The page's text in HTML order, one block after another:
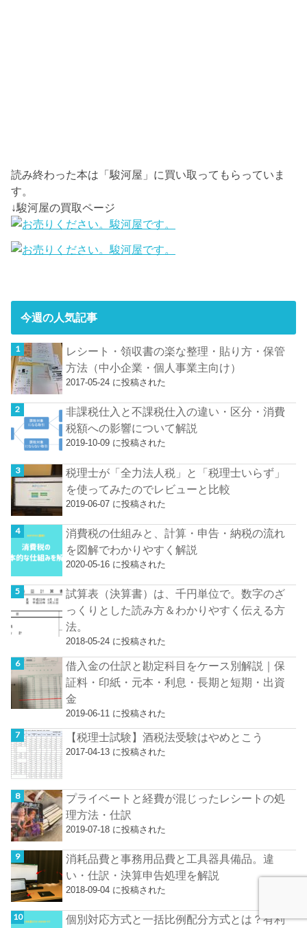
読み終わった本は「駿河屋」に買い取ってもらっていま
す。
↓駿河屋の買取ページ
今週の人気記事
レシート・領収書の楽な整理・貼り方・保管
方法（中小企業・個人事業主向け）
2017-05-24 に投稿された
非課税仕入と不課税仕入の違い・区分・消費
税額への影響について解説
2019-10-09 に投稿された
税理士が「全力法人税」と「税理士いらず」
を使ってみたのでレビューと比較
2019-06-07 に投稿された
消費税の仕組みと、計算・申告・納税の流れ
を図解でわかりやすく解説
2020-05-16 に投稿された
試算表（決算書）は、千円単位で。数字のざ
っくりとした読み方＆わかりやすく伝える方
法。
2018-05-24 に投稿された
借入金の仕訳と勘定科目をケース別解説｜保
証料・印紙・元本・利息・長期と短期・出資
金
2019-06-11 に投稿された
【税理士試験】酒税法受験はやめとこう
2017-04-13 に投稿された
プライベートと経費が混じったレシートの処
理方法・仕訳
2019-07-18 に投稿された
消耗品費と事務用品費と工具器具備品。違
い・仕訳・決算申告処理を解説
2018-09-04 に投稿された
個別対応方式と一括比例配分方式とは？有利